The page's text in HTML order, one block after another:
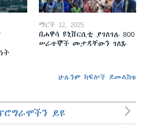
ማርች 12, 2025
በሐዋሳ ዩኒቨርሲቲ ያገለገሉ 800
ሠራተኞች መታዳቸውን ገለጹ
ሁሉንም ክፍሎች ይመልከቱ
ይዩ